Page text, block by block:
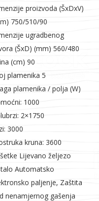
proizvoda (ŠxDxV)
750/510/90
ugradbenog
(ŠxD) (mm) 560/480
(cm) 90
plamenika 5
plamenika / polja (W)
1000
2×1750
3000
kruna: 3600
Lijevano željezo
Automatsko
paljenje, Zaštita
nenamjernog gašenja